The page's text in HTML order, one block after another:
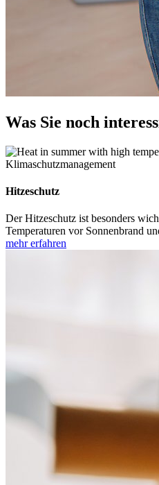
Was Sie noch
Klimaschutzmanagement
Hitzeschutz
Der Hitzeschutz ist besonders
Temperaturen vor Sonnenbrand
mehr erfahren